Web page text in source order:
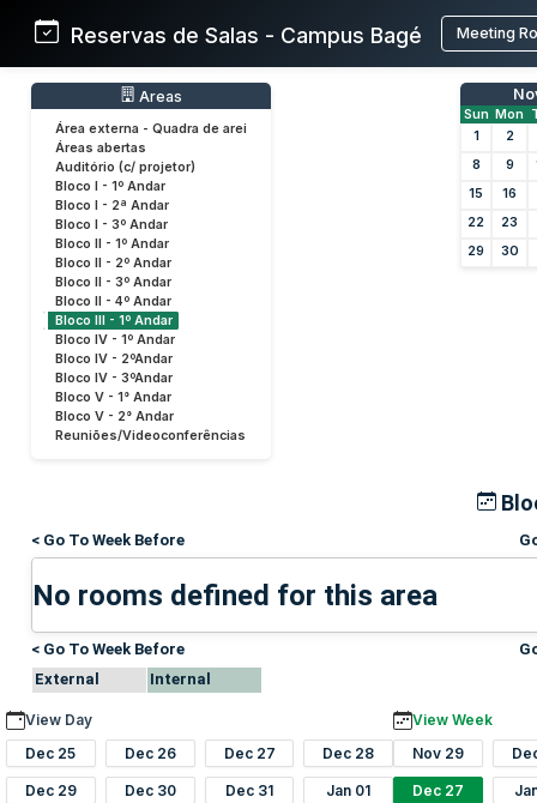
Reservas de Salas - Campus Bagé Meeting
Areas
Área externa - Quadra de arei
Áreas abertas
Auditório (c/ projetor)
Bloco I - 1º Andar
Bloco I - 2ª Andar
Bloco I - 3º Andar
Bloco II - 1º Andar
Bloco II - 2º Andar
Bloco II - 3º Andar
Bloco II - 4º Andar
Bloco III - 1º Andar
Bloco IV - 1º Andar
Bloco IV - 2ºAndar
Bloco IV - 3ºAndar
Bloco V - 1° Andar
Bloco V - 2° Andar
Reuniões/Videoconferências
Sun Mon
1
2
8
9
15
16
22
23
29
30
< Go To Week Before
No rooms defined for this area
< Go To Week Before
External
Internal
View Day
Dec 25
Dec 26 Dec 27 Dec 28
Dec 29 Dec 30 Dec 31 Jan 01
View Week
Nov 29
Dec 27